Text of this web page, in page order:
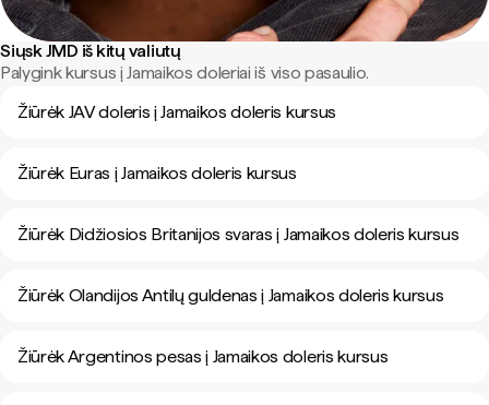
Siųsk JMD iš kitų valiutų
Palygink kursus į Jamaikos doleriai iš viso pasaulio.
Žiūrėk JAV doleris į Jamaikos doleris kursus
Žiūrėk Euras į Jamaikos doleris kursus
Žiūrėk Didžiosios Britanijos svaras į Jamaikos doleris kursus
Žiūrėk Olandijos Antilų guldenas į Jamaikos doleris kursus
Žiūrėk Argentinos pesas į Jamaikos doleris kursus